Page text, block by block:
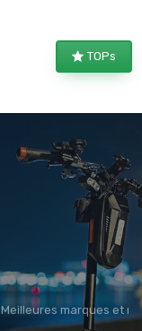
TOPs
Meilleures marques et